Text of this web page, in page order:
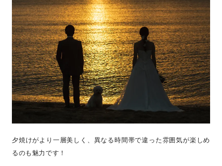
夕焼けがより一層美しく、異なる時間帯で違った雰囲気が楽しめ
るのも魅力です！